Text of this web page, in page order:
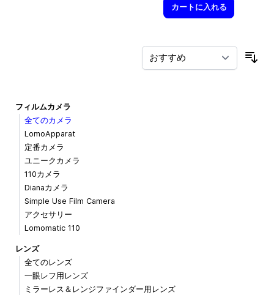
カートに入れる
フィルムカメラ
全てのカメラ
LomoApparat
定番カメラ
ユニークカメラ
110カメラ
Dianaカメラ
Simple Use Film Camera
アクセサリー
Lomomatic 110
レンズ
全てのレンズ
一眼レフ用レンズ
ミラーレス＆レンジファインダー用レンズ